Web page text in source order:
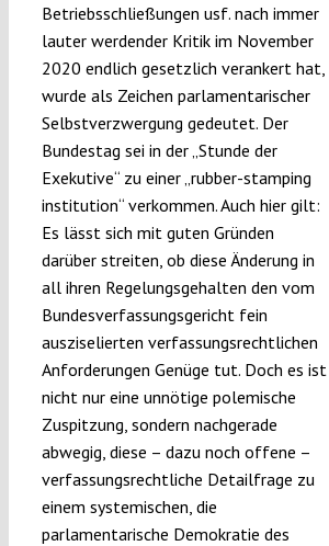
Betriebsschließungen usf. nach immer
lauter werdender Kritik im November
2020 endlich gesetzlich verankert hat,
wurde als Zeichen parlamentarischer
Selbstverzwergung gedeutet. Der
Bundestag sei in der „Stunde der
Exekutive“ zu einer „rubber-stamping
institution“ verkommen. Auch hier gilt:
Es lässt sich mit guten Gründen
darüber streiten, ob diese Änderung in
all ihren Regelungsgehalten den vom
Bundesverfassungsgericht fein
ausziselierten verfassungsrechtlichen
Anforderungen Genüge tut. Doch es ist
nicht nur eine unnötige polemische
Zuspitzung, sondern nachgerade
abwegig, diese – dazu noch offene –
verfassungsrechtliche Detailfrage zu
einem systemischen, die
parlamentarische Demokratie des